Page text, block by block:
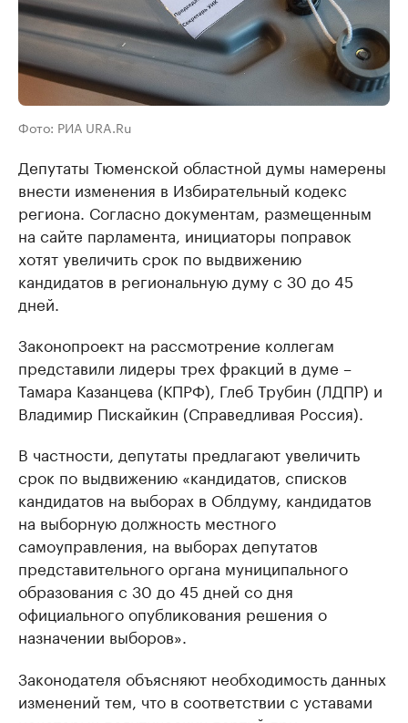
Фото: РИА URA.Ru
Депутаты Тюменской областной думы намерены
внести изменения в Избирательный кодекс
региона. Согласно документам, размещенным
на сайте парламента, инициаторы поправок
хотят увеличить срок по выдвижению
кандидатов в региональную думу с 30 до 45
дней.
Законопроект на рассмотрение коллегам
представили лидеры трех фракций в думе –
Тамара Казанцева (КПРФ), Глеб Трубин (ЛДПР) и
Владимир Пискайкин (Справедливая Россия).
В частности, депутаты предлагают увеличить
срок по выдвижению «кандидатов, списков
кандидатов на выборах в Облдуму, кандидатов
на выборную должность местного
самоуправления, на выборах депутатов
представительного органа муниципального
образования с 30 до 45 дней со дня
официального опубликования решения о
назначении выборов».
Законодателя объясняют необходимость данных
изменений тем, что в соответствии с уставами